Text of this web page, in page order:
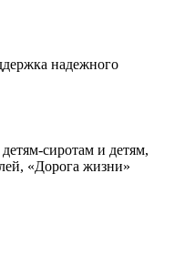
надежного
сиротам и детям,
«Дорога жизни»